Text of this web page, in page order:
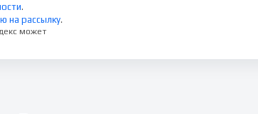
.
на рассылку.
может